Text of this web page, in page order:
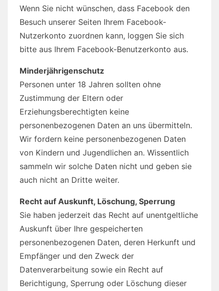
Wenn Sie nicht wünschen, dass Facebook den
Besuch unserer Seiten Ihrem Facebook-
Nutzerkonto zuordnen kann, loggen Sie sich
bitte aus Ihrem Facebook-Benutzerkonto aus.
Minderjährigenschutz
Personen unter 18 Jahren sollten ohne
Zustimmung der Eltern oder
Erziehungsberechtigten keine
personenbezogenen Daten an uns übermitteln.
Wir fordern keine personenbezogenen Daten
von Kindern und Jugendlichen an. Wissentlich
sammeln wir solche Daten nicht und geben sie
auch nicht an Dritte weiter.
Recht auf Auskunft, Löschung, Sperrung
Sie haben jederzeit das Recht auf unentgeltliche
Auskunft über Ihre gespeicherten
personenbezogenen Daten, deren Herkunft und
Empfänger und den Zweck der
Datenverarbeitung sowie ein Recht auf
Berichtigung, Sperrung oder Löschung dieser